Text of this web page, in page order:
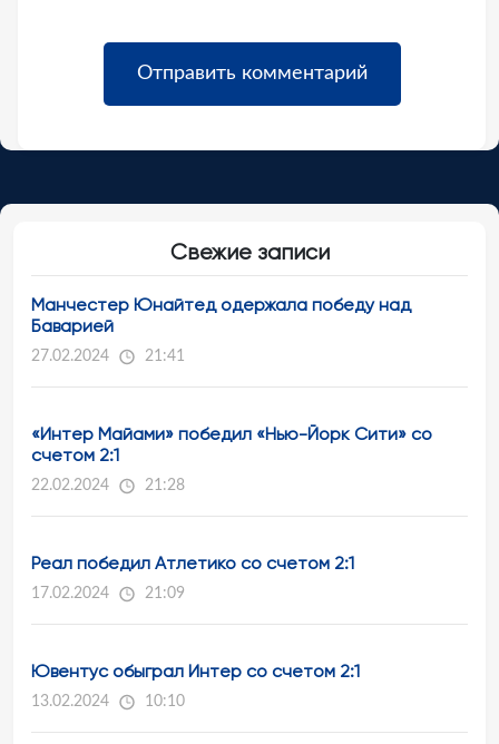
Свежие записи
Манчестер Юнайтед одержала победу над
Баварией
27.02.2024 21:41
«Интер Майами» победил «Нью-Йорк Сити» со
счетом 2:1
22.02.2024 21:28
Реал победил Атлетико со счетом 2:1
17.02.2024 21:09
Ювентус обыграл Интер со счетом 2:1
13.02.2024 10:10